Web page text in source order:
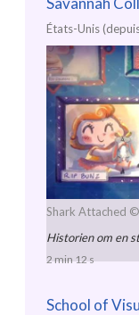
États-Unis
Shark Attached ©
Historien om en
2 min 12 s
School of